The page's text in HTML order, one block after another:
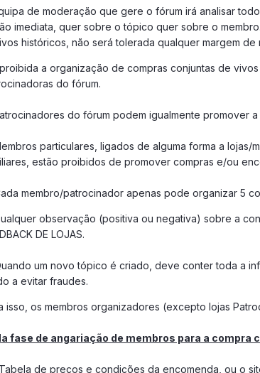
– Modo de pagamento: (opcional)
de moderação que gere o fórum irá analisar
imediata, quer sobre o tópico quer sobre o
históricos, não será tolerada qualquer margem de
proibida a organização de compras conjuntas de
do fórum.
do fórum podem igualmente promover
particulares, ligados de alguma forma a
estão proibidos de promover compras e/ou
membro/patrocinador apenas pode organizar 5
observação (positiva ou negativa) sobre a
DE LOJAS.
um novo tópico é criado, deve conter toda a
a evitar fraudes.
isso, os membros organizadores (excepto lojas
fase de angariação de membros para a compra
Tabela de preços e condições da encomenda, ou o